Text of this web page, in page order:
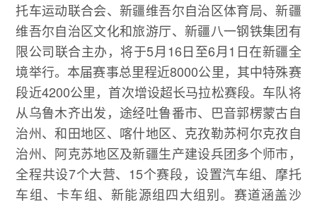
托车运动联合会、新疆维吾尔自治区体育局、新疆
维吾尔自治区文化和旅游厅、新疆八一钢铁集团有
限公司联合主办，将于5月16日至6月1日在新疆全
境举行。本届赛事总里程近8000公里，其中特殊赛
段近4200公里，首次增设超长马拉松赛段。车队将
从乌鲁木齐出发，途经吐鲁番市、巴音郭楞蒙古自
治州、和田地区、喀什地区、克孜勒苏柯尔克孜自
治州、阿克苏地区及新疆生产建设兵团多个师市，
全程共设7个大营、15个赛段，设置汽车组、摩托
车组、卡车组、新能源组四大组别。赛道涵盖沙